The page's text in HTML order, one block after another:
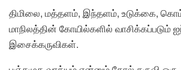
திமிலை, மத்தளம், இந்தளம், உடுக்கை,
மாநிலத்தின் கோயில்களில் வாசிக்கப்படும்
இசைக்கருவிகள்.